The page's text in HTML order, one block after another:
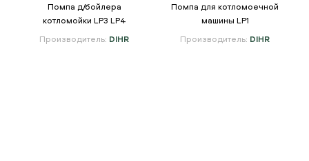
Помпа д/бойлера
котломойки LP3 LP4
Производитель: DIHR
Помпа для котломоечной
машины LP1
Производитель: DIHR